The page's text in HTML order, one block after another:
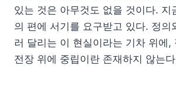
있는 것은 아무것도 없을 것이다. 지
의 편에 서기를 요구받고 있다. 정의
러 달리는 이 현실이라는 기차 위에,
전장 위에 중립이란 존재하지 않는